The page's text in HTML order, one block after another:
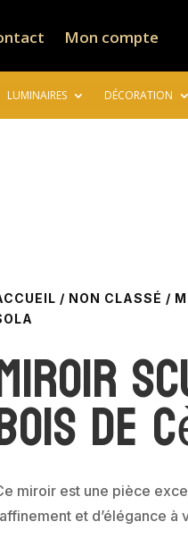
Mon compte
LUMINAIRES DÉCORATION
/ NON CLASSÉ /
de
miroir est une pièce
et d’élégance à